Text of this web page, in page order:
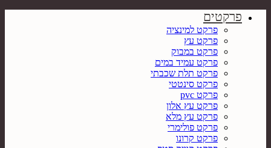
פרקטים
פרקט למינציה
פרקט עץ
פרקט במבוק
פרקט עמיד במים
פרקט תלת שכבתי
פרקט סינטטי
פרקט pvc
פרקט עץ אלון
פרקט עץ מלא
פרקט פולימרי
פרקט קרונו